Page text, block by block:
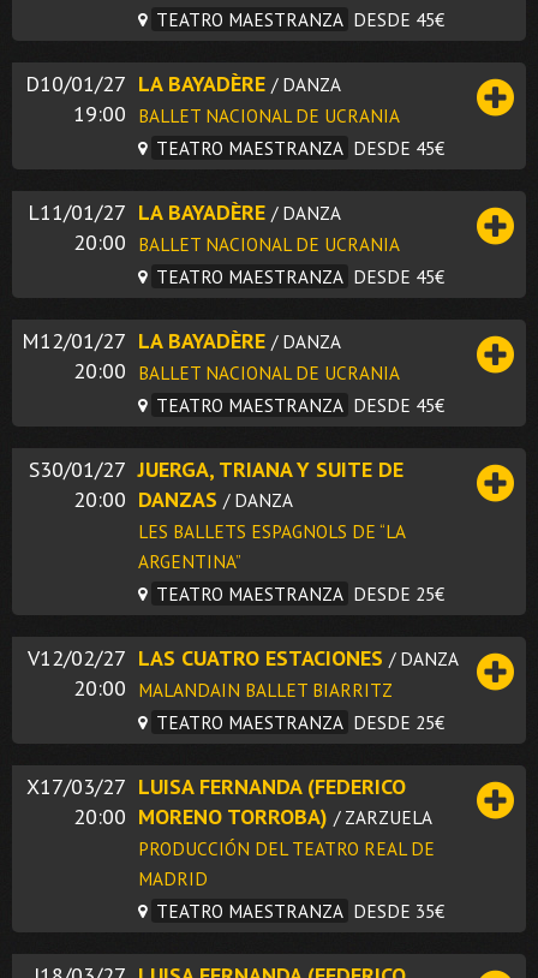
TEATRO MAESTRANZA DESDE 45€
D10/01/27
19:00
LA BAYADÈRE / DANZA
BALLET NACIONAL DE UCRANIA
TEATRO MAESTRANZA DESDE 45€
L11/01/27
20:00
LA BAYADÈRE / DANZA
BALLET NACIONAL DE UCRANIA
TEATRO MAESTRANZA DESDE 45€
M12/01/27
20:00
LA BAYADÈRE / DANZA
BALLET NACIONAL DE UCRANIA
TEATRO MAESTRANZA DESDE 45€
S30/01/27
20:00
JUERGA, TRIANA Y SUITE DE
DANZAS / DANZA
LES BALLETS ESPAGNOLS DE “LA
ARGENTINA”
TEATRO MAESTRANZA DESDE 25€
V12/02/27
20:00
LAS CUATRO ESTACIONES / DANZA
MALANDAIN BALLET BIARRITZ
TEATRO MAESTRANZA DESDE 25€
X17/03/27
20:00
LUISA FERNANDA (FEDERICO
MORENO TORROBA) / ZARZUELA
PRODUCCIÓN DEL TEATRO REAL DE
MADRID
TEATRO MAESTRANZA DESDE 35€